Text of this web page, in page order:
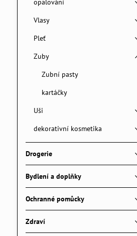
opalování
Vlasy
Pleť
Zuby
Zubní pasty
kartáčky
Uši
dekorativní kosmetika
Drogerie
Bydlení a doplňky
Ochranné pomůcky
Zdraví